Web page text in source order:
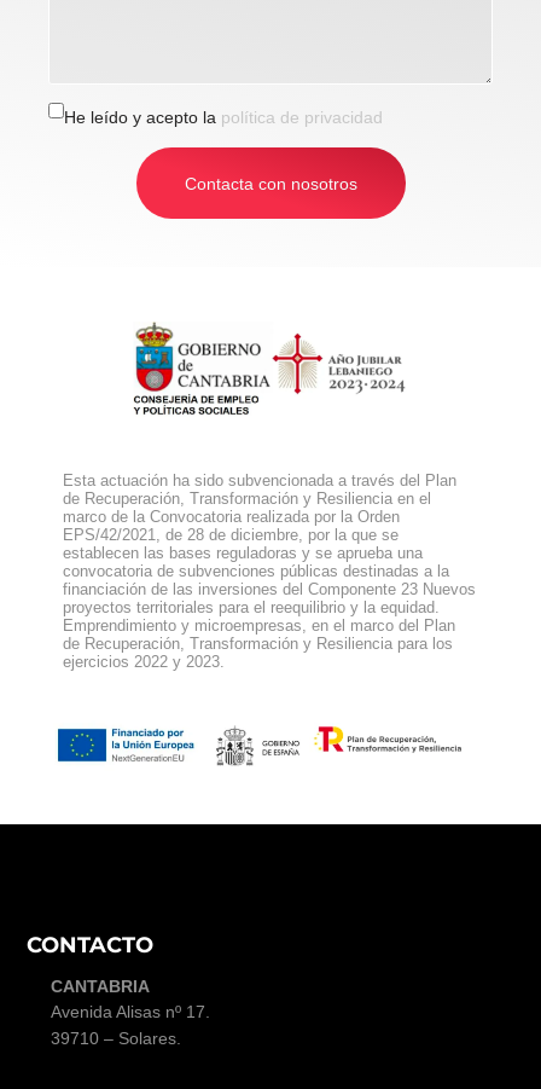
He leído y acepto la política de privacidad
Contacta con nosotros
Esta actuación ha sido subvencionada a través del Plan
de Recuperación, Transformación y Resiliencia en el
marco de la Convocatoria realizada por la Orden
EPS/42/2021, de 28 de diciembre, por la que se
establecen las bases reguladoras y se aprueba una
convocatoria de subvenciones públicas destinadas a la
financiación de las inversiones del Componente 23 Nuevos
proyectos territoriales para el reequilibrio y la equidad.
Emprendimiento y microempresas, en el marco del Plan
de Recuperación, Transformación y Resiliencia para los
ejercicios 2022 y 2023.
CONTACTO
CANTABRIA
Avenida Alisas nº 17.
39710 – Solares.